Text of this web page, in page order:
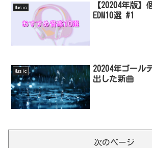
Music
【20204年版】
EDM10選 #1
Music
20204年ゴール
出した新曲
次のページ